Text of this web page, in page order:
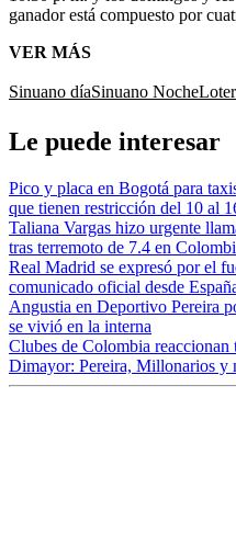
ganador está compuesto por
VER MÁS
Sinuano díaSinuano Noche
Le puede interesar
Pico y placa en Bogotá para
que tienen restricción del 10 al
Taliana Vargas hizo urgente
tras terremoto de 7.4 en
Real Madrid se expresó por el
comunicado oficial desde
Angustia en Deportivo Pereira
se vivió en la interna
Clubes de Colombia
Dimayor: Pereira, Millonarios y